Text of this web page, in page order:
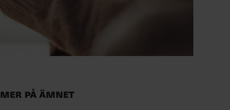
Mer på ämnet